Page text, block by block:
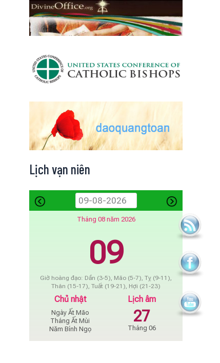
Lịch vạn niên
Tháng 08 năm 2026
09
Giờ hoàng đạo: Dần (3-5), Mão (5-7), Tỵ (9-11),
Thân (15-17), Tuất (19-21), Hợi (21-23)
Chủ nhật
Ngày Ất Mão
Tháng Ất Mùi
Năm Bính Ngọ
Lịch âm
27
Tháng 06